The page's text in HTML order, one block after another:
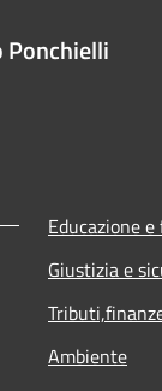
Ponchielli
Educazione
Giustizia e
Ambiente